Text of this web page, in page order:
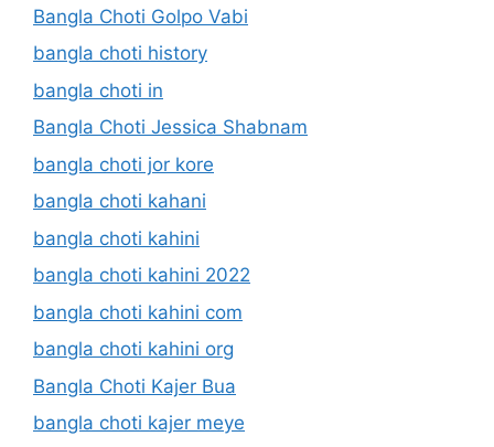
Bangla Choti Golpo Vabi
bangla choti history
bangla choti in
Bangla Choti Jessica Shabnam
bangla choti jor kore
bangla choti kahani
bangla choti kahini
bangla choti kahini 2022
bangla choti kahini com
bangla choti kahini org
Bangla Choti Kajer Bua
bangla choti kajer meye